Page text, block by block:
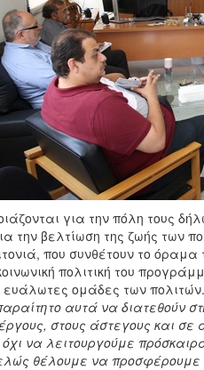
για την πόλη τους
βελτίωση της ζωής των
που συνθέτουν το
πολιτική του
ευάλωτες ομάδες των
αυτά να διατεθούν
στους άστεγους και
να λειτουργούμε
θέλουμε να προσφέρουμε